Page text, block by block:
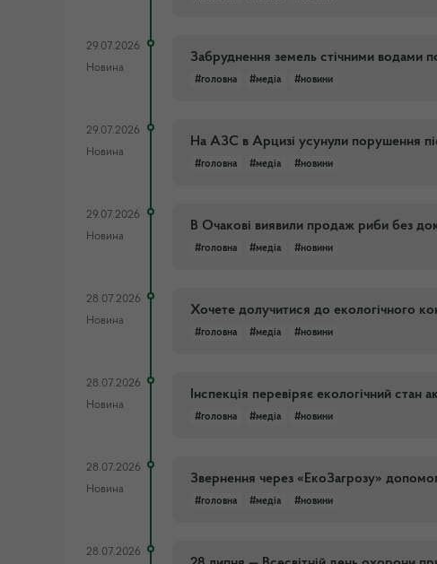
29.07.2026
Новина
Забруднення земель стічними водами
#головна #медіа #новини
29.07.2026
Новина
На АЗС в Арцизі усунули порушення
#головна #медіа #новини
29.07.2026
Новина
В Очакові виявили продаж риби без
#головна #медіа #новини
28.07.2026
Новина
Хочете долучитися до екологічного
#головна #медіа #новини
28.07.2026
Новина
Інспекція перевіряє екологічний стан
#головна #медіа #новини
28.07.2026
Новина
Звернення через «ЕкоЗагрозу»
#головна #медіа #новини
28.07.2026